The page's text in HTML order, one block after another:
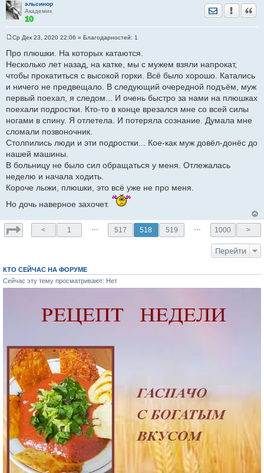
эльсинор
Академик
Отправить
о
б
е
н
е
Ср Дек 23, 2020 22:06 » Благодарностей: 1
Про плюшки. На которых катаются.
Несколько лет назад, на катке, мы с мужем взяли напрокат,
чтобы прокатиться с высокой горки. Всё было хорошо. Катались
и ничего не предвещало. В следующий очередной подъём, муж
первый поехал, я следом... И очень быстро за нами на плюшках
поехали подростки. Кто-то в конце врезался мне со всей силы
ногами в спину. Я отлетела. И потеряла сознание. Думала мне
сломали позвоночник.
Столпились люди и эти подростки... Кое-как муж довёл-донёс до
нашей машины.
В больницу не было сил обращаться у меня. Отлежалась
неделю и начала ходить.
Короче лыжи, плюшки, это всё уже не про меня.
Но дочь наверное захочет.
< 1 517 518 519 1000 >
Перейти
КТО СЕЙЧАС НА ФОРУМЕ
Сейчас эту тему просматривают: Нет